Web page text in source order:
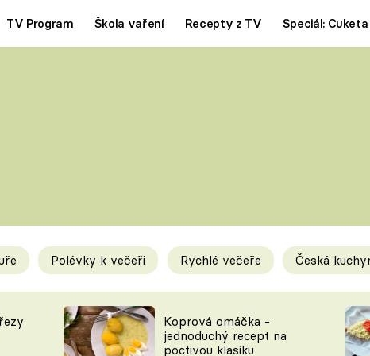
TV Program Škola vaření Recepty z TV Speciál: Cuketa
Tipy a triky
KAM ZA JÍDLEM
Polévky k večeři Rychlé večeře Česká
Koprová omáčka -
jednoduchý recept na
poctivou klasiku